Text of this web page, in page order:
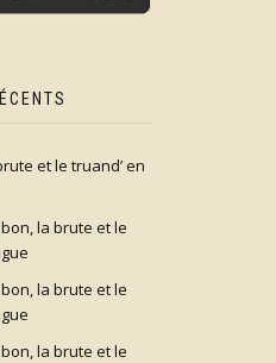
et le truand’ en
bon, la brute et le
bon, la brute et le
bon, la brute et le